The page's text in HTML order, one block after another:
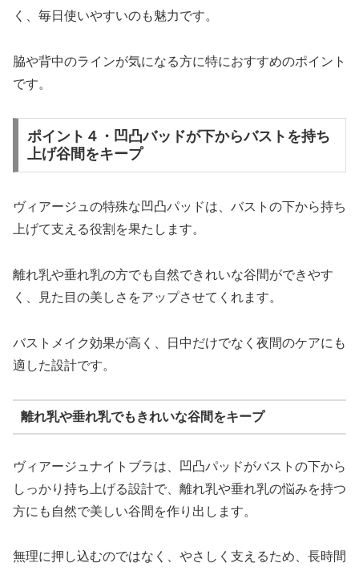
く、毎日使いやすいのも魅力です。
脇や背中のラインが気になる方に特におすすめのポイント
です。
ポイント４・凹凸バッドが下からバストを持ち
上げ谷間をキープ
ヴィアージュの特殊な凹凸パッドは、バストの下から持ち
上げて支える役割を果たします。
離れ乳や垂れ乳の方でも自然できれいな谷間ができやす
く、見た目の美しさをアップさせてくれます。
バストメイク効果が高く、日中だけでなく夜間のケアにも
適した設計です。
離れ乳や垂れ乳でもきれいな谷間をキープ
ヴィアージュナイトブラは、凹凸パッドがバストの下から
しっかり持ち上げる設計で、離れ乳や垂れ乳の悩みを持つ
方にも自然で美しい谷間を作り出します。
無理に押し込むのではなく、やさしく支えるため、長時間